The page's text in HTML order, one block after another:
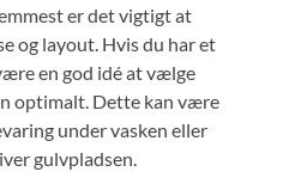
er det vigtigt at
og layout. Hvis du har et
en god idé at vælge
optimalt. Dette kan være
under vasken eller
gulvpladsen.